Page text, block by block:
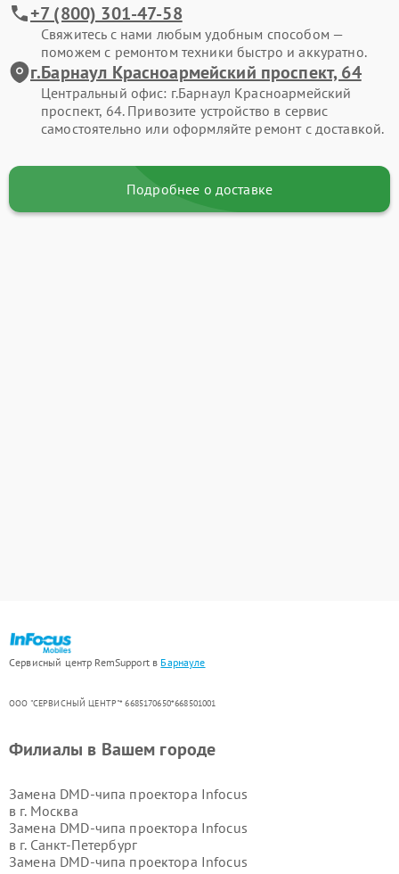
+7 (800) 301-47-58
Свяжитесь с нами любым удобным способом —
поможем с ремонтом техники быстро и аккуратно.
г.Барнаул Красноармейский проспект, 64
Центральный офис: г.Барнаул Красноармейский
проспект, 64. Привозите устройство в сервис
самостоятельно или оформляйте ремонт с доставкой.
Подробнее о доставке
Сервисный центр RemSupport в Барнауле
ООО "СЕРВИСНЫЙ ЦЕНТР"* 6685170650*668501001
Филиалы в Вашем городе
Замена DMD-чипа проектора Infocus
в г. Москва
Замена DMD-чипа проектора Infocus
в г. Санкт-Петербург
Замена DMD-чипа проектора Infocus